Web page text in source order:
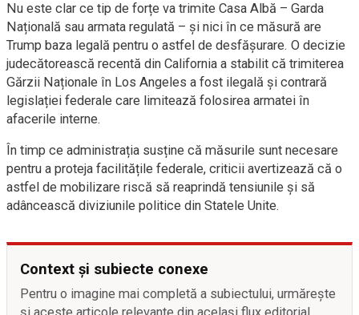
Nu este clar ce tip de forțe va trimite Casa Albă – Garda
Națională sau armata regulată – și nici în ce măsură are
Trump baza legală pentru o astfel de desfășurare. O decizie
judecătorească recentă din California a stabilit că trimiterea
Gărzii Naționale în Los Angeles a fost ilegală și contrară
legislației federale care limitează folosirea armatei în
afacerile interne.
În timp ce administrația susține că măsurile sunt necesare
pentru a proteja facilitățile federale, criticii avertizează că o
astfel de mobilizare riscă să reaprindă tensiunile și să
adâncească diviziunile politice din Statele Unite.
Context și subiecte conexe
Pentru o imagine mai completă a subiectului, urmărește